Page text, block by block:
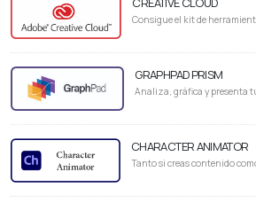
Consigue el kit de
GRAPHPAD PRISM
Analiza, gráfica y presenta
CHARACTER ANIMATOR
Tanto si creas contenido